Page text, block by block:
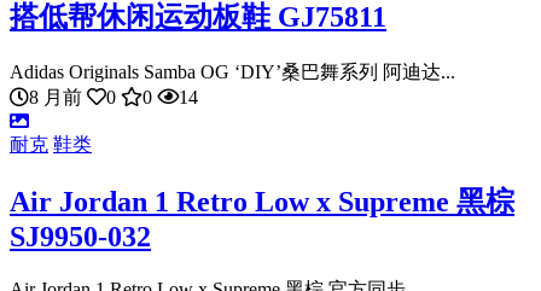
搭低帮休闲运动板鞋 GJ75811
Adidas Originals Samba OG ‘DIY’桑巴舞系列 阿迪达...
8 月前
0 0 14
耐克 鞋类
Air Jordan 1 Retro Low x Supreme 黑棕
SJ9950-032